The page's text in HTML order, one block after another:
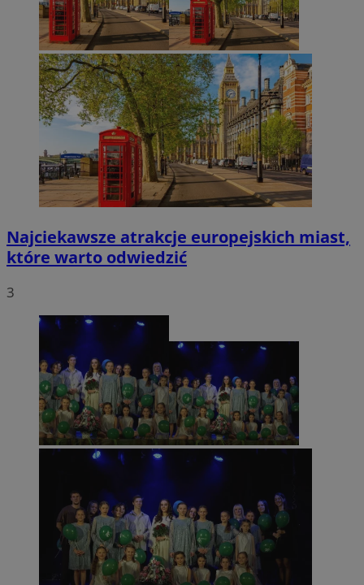
Najciekawsze atrakcje europejskich miast,
które warto odwiedzić
3